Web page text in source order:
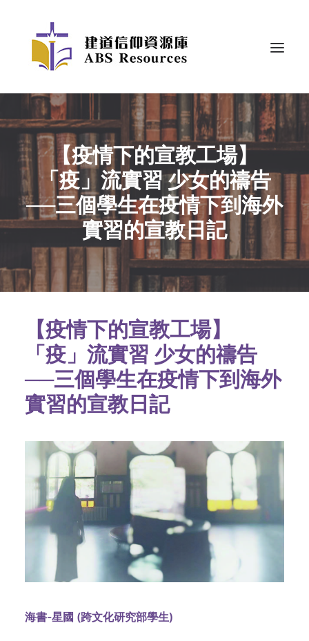
【疫情下的宣教工場】
「疫」流實習 少女的禱告
──三個學生在疫情下到海外
實習的宣教日記
【疫情下的宣教工場】
「疫」流實習 少女的禱告
──三個學生在疫情下到海外
實習的宣教日記
海書-星國 (跨文化研究部學生)